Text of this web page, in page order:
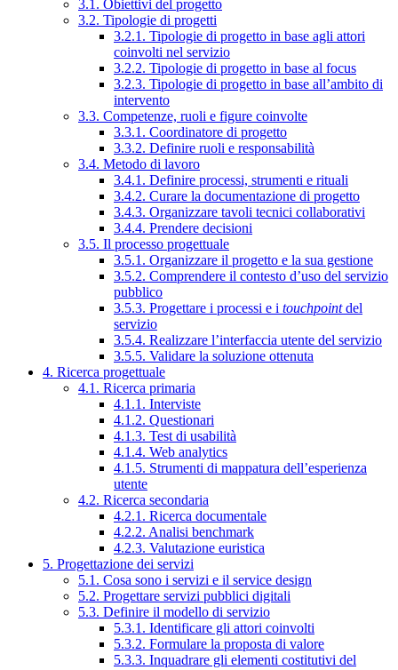
3.1. Obiettivi del progetto
3.2. Tipologie di progetti
3.2.1. Tipologie di progetto in base agli attori
coinvolti nel servizio
3.2.2. Tipologie di progetto in base al focus
3.2.3. Tipologie di progetto in base all’ambito di
intervento
3.3. Competenze, ruoli e figure coinvolte
3.3.1. Coordinatore di progetto
3.3.2. Definire ruoli e responsabilità
3.4. Metodo di lavoro
3.4.1. Definire processi, strumenti e rituali
3.4.2. Curare la documentazione di progetto
3.4.3. Organizzare tavoli tecnici collaborativi
3.4.4. Prendere decisioni
3.5. Il processo progettuale
3.5.1. Organizzare il progetto e la sua gestione
3.5.2. Comprendere il contesto d’uso del servizio
pubblico
3.5.3. Progettare i processi e i touchpointdel
servizio
3.5.4. Realizzare l’interfaccia utente del servizio
3.5.5. Validare la soluzione ottenuta
4. Ricerca progettuale
4.1. Ricerca primaria
4.1.1. Interviste
4.1.2. Questionari
4.1.3. Test di usabilità
4.1.4. Web analytics
4.1.5. Strumenti di mappatura dell’esperienza
utente
4.2. Ricerca secondaria
4.2.1. Ricerca documentale
4.2.2. Analisi benchmark
4.2.3. Valutazione euristica
5. Progettazione dei servizi
5.1. Cosa sono i servizi e il service design
5.2. Progettare servizi pubblici digitali
5.3. Definire il modello di servizio
5.3.1. Identificare gli attori coinvolti
5.3.2. Formulare la proposta di valore
5.3.3. Inquadrare gli elementi costitutivi del